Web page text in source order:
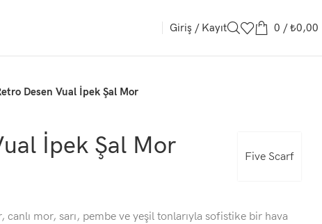
Giriş / Kayıt 0 / ₺0,00
Desen Vual İpek Şal Mor
Five Scarf
İpek Şal Mor
canlı mor, sarı, pembe ve yeşil tonlarıyla sofistike bir hava